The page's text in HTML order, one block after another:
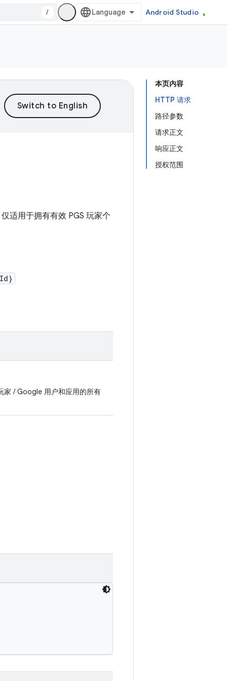
/ Android Studio
本页内容
HTTP 请求
路径参数
请求正文
响应正文
授权范围
适用于拥有有效 PGS 玩家个
家 / Google 用户和应用的所有